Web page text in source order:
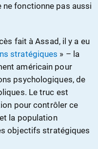
fonctionne pas aussi
fait à Assad, il y a eu
stratégiques » – la
américain pour
psychologiques, de
Le truc est
pour contrôler ce
la population
objectifs stratégiques